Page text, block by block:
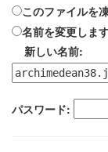
このファイルを
名前を変更しま
新しい名前:
パスワード: